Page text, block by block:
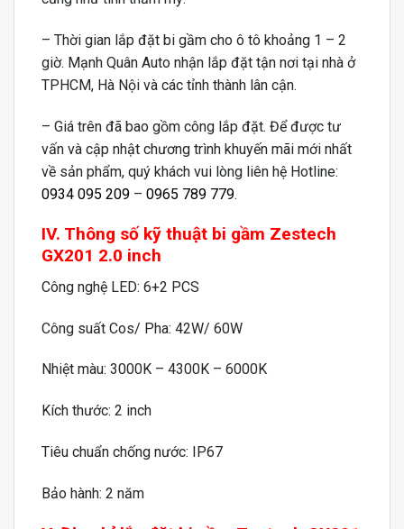
– Thời gian lắp đặt bi gầm cho ô tô khoảng 1 – 2
giờ. Mạnh Quân Auto nhận lắp đặt tận nơi tại nhà ở
TPHCM, Hà Nội và các tỉnh thành lân cận.
– Giá trên đã bao gồm công lắp đặt. Để được tư
vấn và cập nhật chương trình khuyến mãi mới nhất
về sản phẩm, quý khách vui lòng liên hệ Hotline:
0934 095 209 – 0965 789 779.
IV. Thông số kỹ thuật bi gầm Zestech
GX201 2.0 inch
Công nghệ LED: 6+2 PCS
Công suất Cos/ Pha: 42W/ 60W
Nhiệt màu: 3000K – 4300K – 6000K
Kích thước: 2 inch
Tiêu chuẩn chống nước: IP67
Bảo hành: 2 năm